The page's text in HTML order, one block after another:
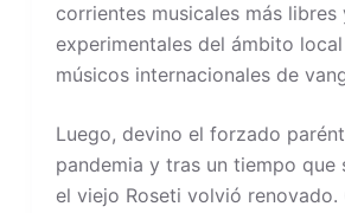
corrientes musicales más libres
experimentales del ámbito
músicos internacionales de
Luego, devino el forzado
pandemia y tras un tiempo que
el viejo Roseti volvió renovado.